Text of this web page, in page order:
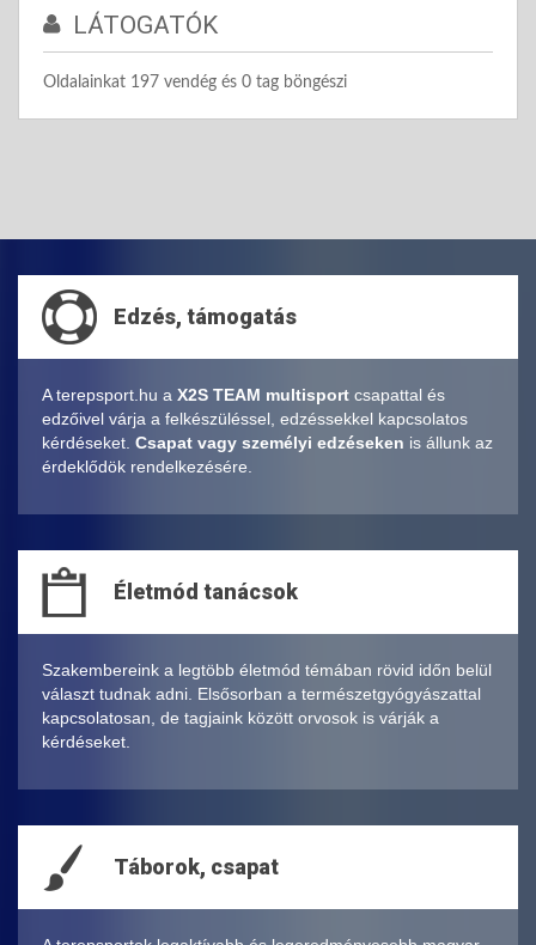
LÁTOGATÓK
Oldalainkat 197 vendég és 0 tag böngészi
Edzés, támogatás
A terepsport.hu a X2S TEAM multisport csapattal és
edzőivel várja a felkészüléssel, edzéssekkel kapcsolatos
kérdéseket. Csapat vagy személyi edzéseken is állunk az
érdeklődök rendelkezésére.
Életmód tanácsok
Szakembereink a legtöbb életmód témában rövid időn belül
választ tudnak adni. Elsősorban a természetgyógyászattal
kapcsolatosan, de tagjaink között orvosok is várják a
kérdéseket.
Táborok, csapat